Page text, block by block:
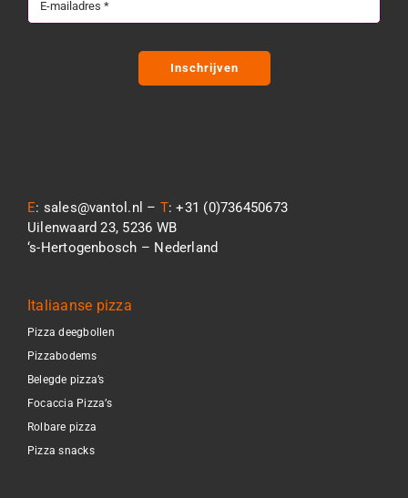
Italiaanse pizza
Pizza deegbollen
Pizzabodems
Belegde pizza’s
Focaccia Pizza’s
Rolbare pizza
Pizza snacks
Inschrijven
E: sales@vantol.nl – T: +31 (0)736450673
Uilenwaard 23, 5236 WB
‘s-Hertogenbosch – Nederland